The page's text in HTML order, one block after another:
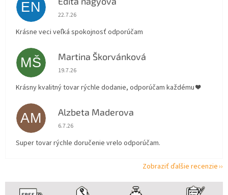
EN Hodnotenie obchodu je 5 z 5 hviezdičiek.
22.7.26
Krásne veci veľká spokojnosť odporúčam
MŠ Martina Škorvánková
Hodnotenie obchodu je 5 z 5 hviezdičiek.
19.7.26
Krásny kvalitný tovar rýchle dodanie, odporúčam každému ❤️
AM Alzbeta Maderova
Hodnotenie obchodu je 5 z 5 hviezdičiek.
6.7.26
Super tovar rýchle doručenie vrelo odporúčam.
Zobraziť ďalšie recenzie